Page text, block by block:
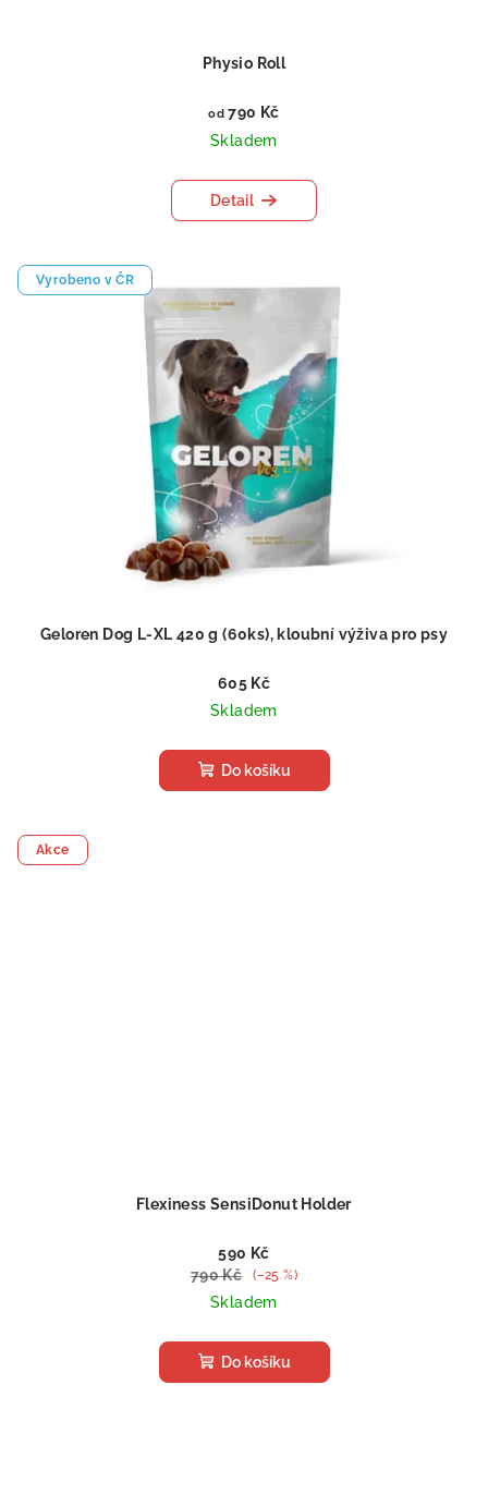
Physio Roll
od 790 Kč
Skladem
Detail
Vyrobeno v ČR
Geloren Dog L-XL 420 g (60ks), kloubní výživa pro psy
605 Kč
Skladem
Do košíku
Akce
Flexiness SensiDonut Holder
590 Kč
790 Kč
(–25 %)
Skladem
Do košíku